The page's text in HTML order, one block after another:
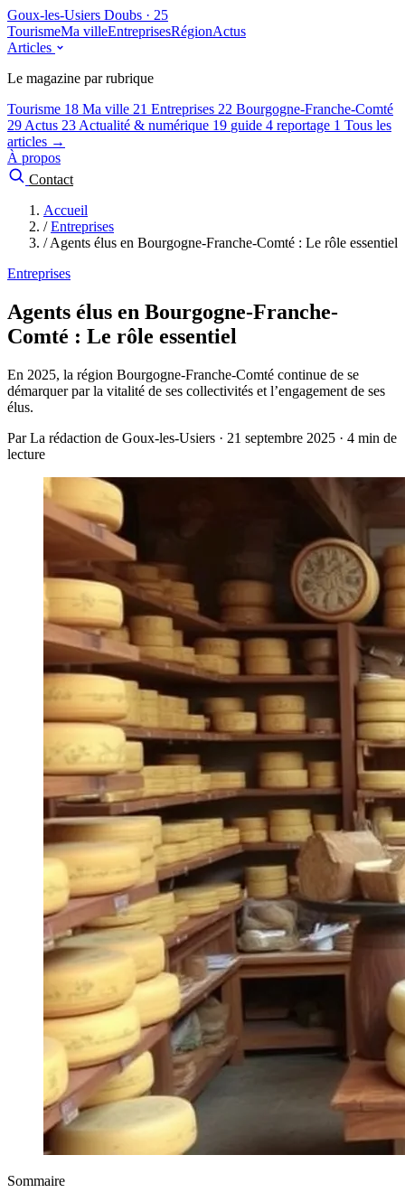
Goux-les-Usiers Doubs · 25
TourismeMa villeEntreprisesRégionActus
Articles
Le magazine par rubrique
Tourisme 18 Ma ville 21 Entreprises 22 Bourgogne-Franche-Comté
29 Actus 23 Actualité & numérique 19 guide 4 reportage 1 Tous les
articles →
À propos
Contact
Accueil
/ Entreprises
/ Agents élus en Bourgogne-Franche-Comté : Le rôle essentiel
Entreprises
Agents élus en Bourgogne-Franche-
Comté : Le rôle essentiel
En 2025, la région Bourgogne-Franche-Comté continue de se
démarquer par la vitalité de ses collectivités et l’engagement de ses
élus.
Par La rédaction de Goux-les-Usiers · 21 septembre 2025 · 4 min de
lecture
Sommaire